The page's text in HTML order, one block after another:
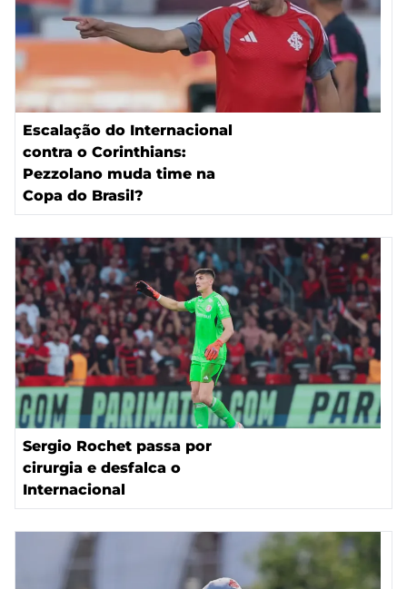
Escalação do Internacional
contra o Corinthians:
Pezzolano muda time na
Copa do Brasil?
Sergio Rochet passa por
cirurgia e desfalca o
Internacional